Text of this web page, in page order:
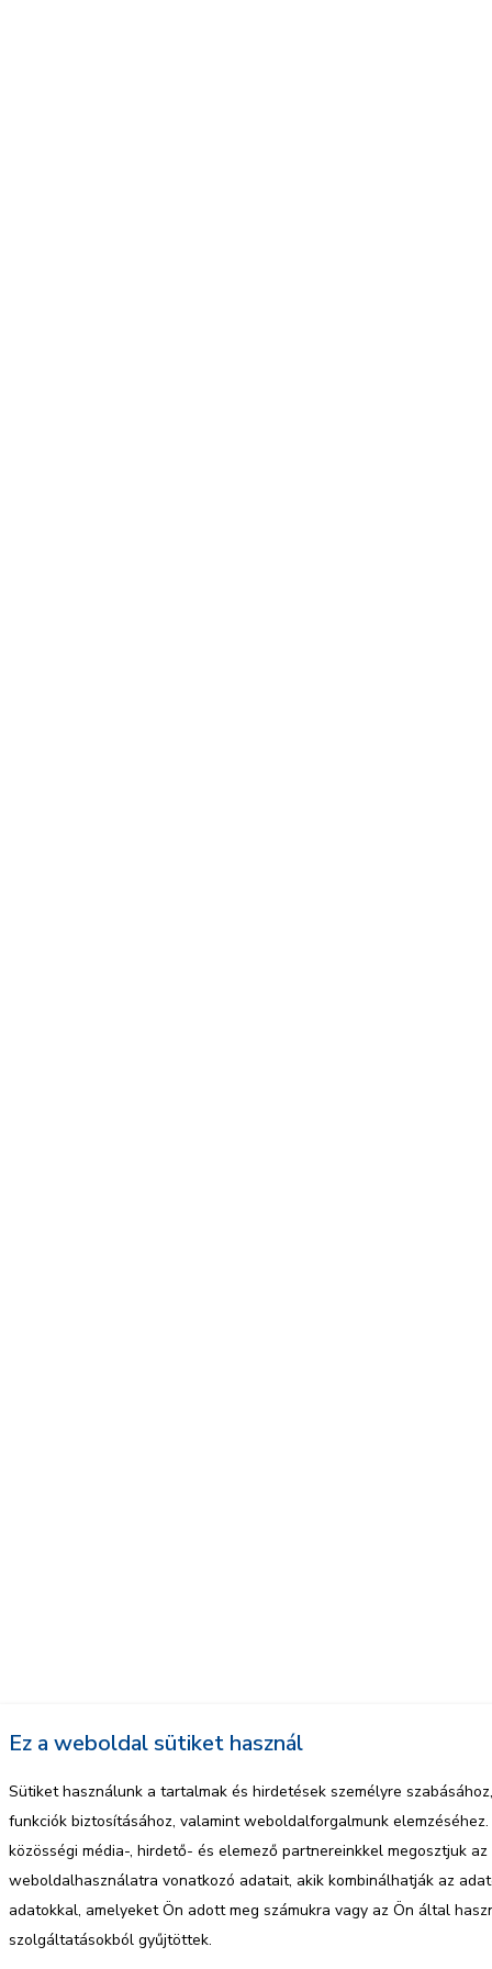
Ez a weboldal sütiket használ
Sütiket használunk a tartalmak és hirdetések személyre
funkciók biztosításához, valamint weboldalforgalmunk elemzéséhez.
közösségi média-, hirdető- és elemező partnereinkkel megosztjuk az
weboldalhasználatra vonatkozó adatait, akik kombinálhatják az
adatokkal, amelyeket Ön adott meg számukra vagy az Ön által
szolgáltatásokból gyűjtöttek.